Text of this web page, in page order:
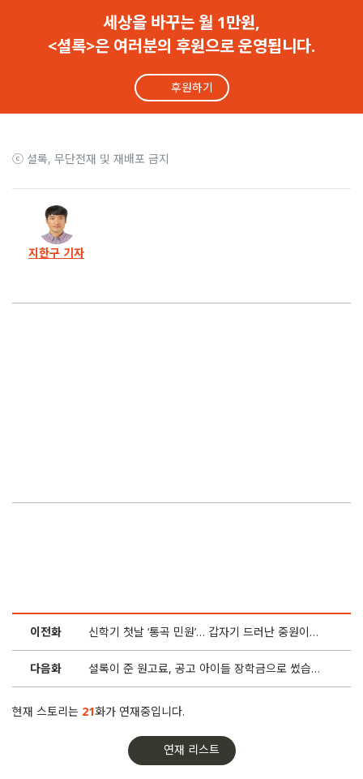
6화 퇴학 위기에 빠진 세 공고생, 그들의 엇갈린 운명
5화 신학기 첫날 ‘통곡 민원’… 갑자기 드러난 중원이의 비밀
세상을 바꾸는 월 1만원,
<셜록>은 여러분의 후원으로 운영됩니다.
후원하기
ⓒ 셜록, 무단전재 및 재배포 금지
지한구 기자
이전화 신학기 첫날 ‘통곡 민원’… 갑자기 드러난 중원이의 비밀
다음화 셜록이 준 원고료, 공고 아이들 장학금으로 썼습니다
현재 스토리는 21화가 연재중입니다.
연재 리스트